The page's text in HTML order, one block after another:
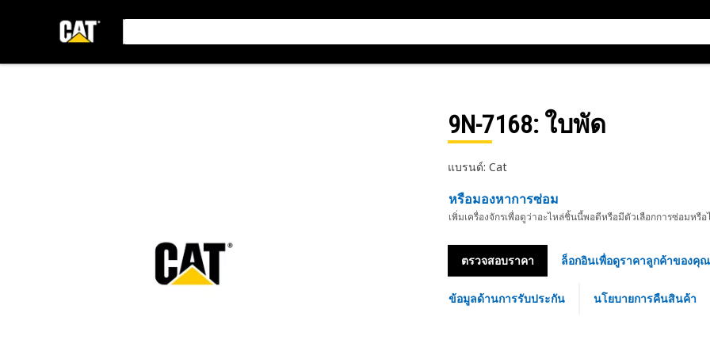
9N-7168: ใบพัด
แบรนด์: Cat
หรือมองหาการซ่อม
เพิ่มเครื่องจักรเพื่อดูว่าอะไหล่ชิ้นนี้พอดีหรือมีตัวเลือกการซ่อมหรือ
ตรวจสอบราคา ล็อกอินเพื่อดูราคาลูกค้าของคุณ
ข้อมูลด้านการรับประกัน นโยบายการคืนสินค้า